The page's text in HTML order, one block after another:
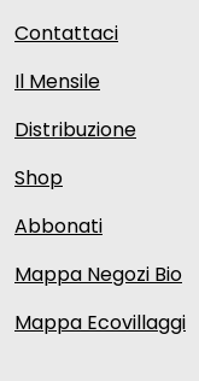
Contattaci
Il Mensile
Distribuzione
Shop
Abbonati
Mappa Negozi Bio
Mappa Ecovillaggi